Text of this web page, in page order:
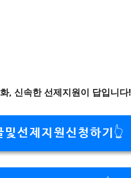
신속한 선제지원이 답입니다!
및선제지원신청하기👆